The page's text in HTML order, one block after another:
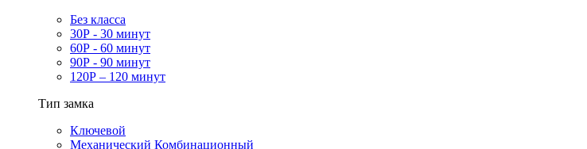
Без класса
30Р - 30 минут
60Р - 60 минут
90Р - 90 минут
120Р – 120 минут
Тип замка
Ключевой
Механический Комбинационный